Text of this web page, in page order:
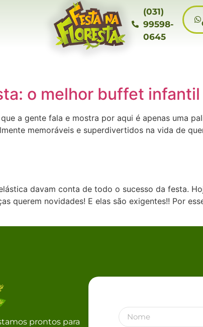
(031)
99598-
0645
o melhor buffet infantil
a gente fala e mostra por aqui é apenas uma
memoráveis e superdivertidos na vida de
davam conta de todo o sucesso da festa.
querem novidades! E elas são exigentes!! Por
prontos para